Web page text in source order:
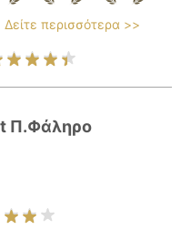
Δείτε περισσότερα >>
Π.Φάληρο